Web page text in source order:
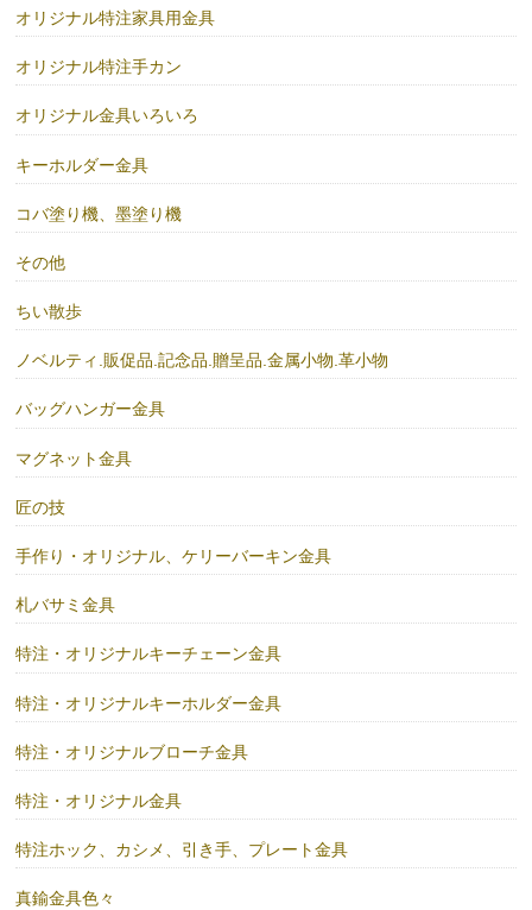
オリジナル特注家具用金具
オリジナル特注手カン
オリジナル金具いろいろ
キーホルダー金具
コバ塗り機、墨塗り機
その他
ちい散歩
ノベルティ.販促品.記念品.贈呈品.金属小物.革小物
バッグハンガー金具
マグネット金具
匠の技
手作り・オリジナル、ケリーバーキン金具
札バサミ金具
特注・オリジナルキーチェーン金具
特注・オリジナルキーホルダー金具
特注・オリジナルブローチ金具
特注・オリジナル金具
特注ホック、カシメ、引き手、プレート金具
真鍮金具色々